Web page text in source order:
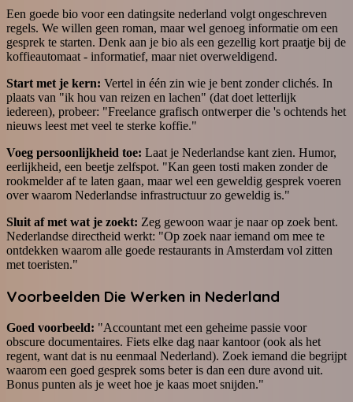
Een goede bio voor een datingsite nederland volgt ongeschreven
regels. We willen geen roman, maar wel genoeg informatie om een
gesprek te starten. Denk aan je bio als een gezellig kort praatje bij de
koffieautomaat - informatief, maar niet overweldigend.
Start met je kern: Vertel in één zin wie je bent zonder clichés. In
plaats van "ik hou van reizen en lachen" (dat doet letterlijk
iedereen), probeer: "Freelance grafisch ontwerper die 's ochtends het
nieuws leest met veel te sterke koffie."
Voeg persoonlijkheid toe: Laat je Nederlandse kant zien. Humor,
eerlijkheid, een beetje zelfspot. "Kan geen tosti maken zonder de
rookmelder af te laten gaan, maar wel een geweldig gesprek voeren
over waarom Nederlandse infrastructuur zo geweldig is."
Sluit af met wat je zoekt: Zeg gewoon waar je naar op zoek bent.
Nederlandse directheid werkt: "Op zoek naar iemand om mee te
ontdekken waarom alle goede restaurants in Amsterdam vol zitten
met toeristen."
Voorbeelden Die Werken in Nederland
Goed voorbeeld: "Accountant met een geheime passie voor
obscure documentaires. Fiets elke dag naar kantoor (ook als het
regent, want dat is nu eenmaal Nederland). Zoek iemand die begrijpt
waarom een goed gesprek soms beter is dan een dure avond uit.
Bonus punten als je weet hoe je kaas moet snijden."